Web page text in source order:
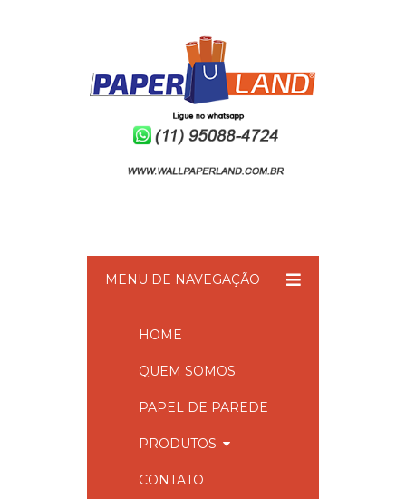
MENU DE NAVEGAÇÃO
HOME
QUEM SOMOS
PAPEL DE PAREDE
PRODUTOS
CONTATO